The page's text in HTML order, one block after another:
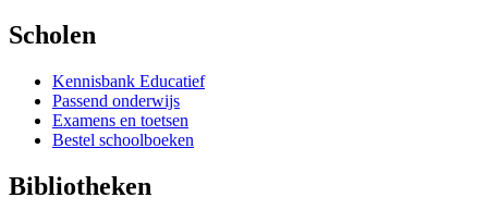
Scholen
Kennisbank Educatief
Passend onderwijs
Examens en toetsen
Bestel schoolboeken
Bibliotheken